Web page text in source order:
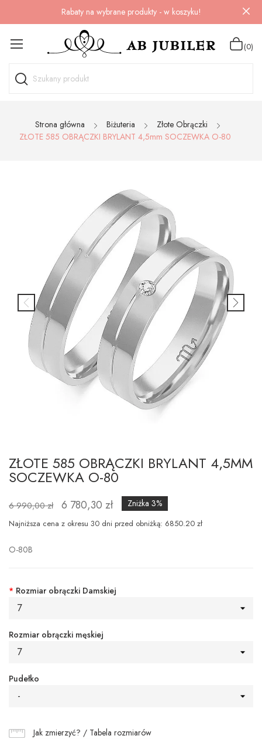
Rabaty na wybrane produkty - w koszyku!
(0)
Strona główna Biżuteria
Złote Obrączki
ZŁOTE 585 OBRĄCZKI BRYLANT 4,5mm SOCZEWKA O-80
ZŁOTE 585 OBRĄCZKI BRYLANT 4,5MM
SOCZEWKA O-80
6 990,00 zł 6 780,30 zł Zniżka 3%
Najniższa cena z okresu 30 dni przed obniżką: 6850.20 zł
O-80B
* Rozmiar obrączki Damskiej
7
Rozmiar obrączki męskiej
7
Pudełko
-
Jak zmierzyć? / Tabela rozmiarów